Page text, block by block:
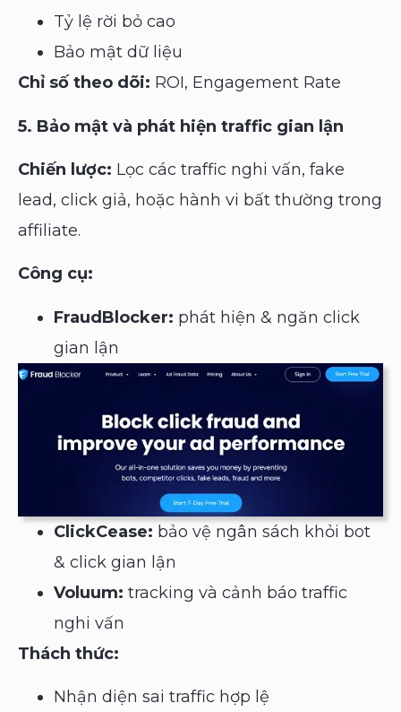
Tỷ lệ rời bỏ cao
Bảo mật dữ liệu
Chỉ số theo dõi: ROI, Engagement Rate
5. Bảo mật và phát hiện traffic gian lận
Chiến lược: Lọc các traffic nghi vấn, fake
lead, click giả, hoặc hành vi bất thường trong
affiliate.
Công cụ:
FraudBlocker: phát hiện & ngăn click
gian lận
ClickCease: bảo vệ ngân sách khỏi bot
& click gian lận
Voluum: tracking và cảnh báo traffic
nghi vấn
Thách thức:
Nhận diện sai traffic hợp lệ